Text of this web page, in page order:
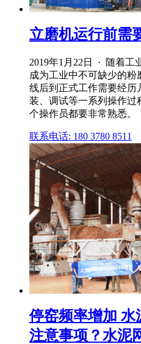
立磨机运行前需
2019年1月22日 · 随着工
成为工业中不可缺少的
线后到正式工作需要经历
装、调试等一系列操作过
个操作员都要非常熟悉。
联系电话: 180 3780 8511
停窑频率增加 水
注意事项？水泥